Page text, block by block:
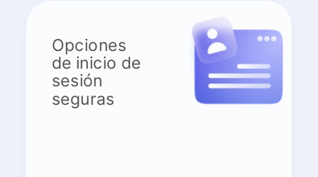
Opciones
de inicio de
sesión
seguras